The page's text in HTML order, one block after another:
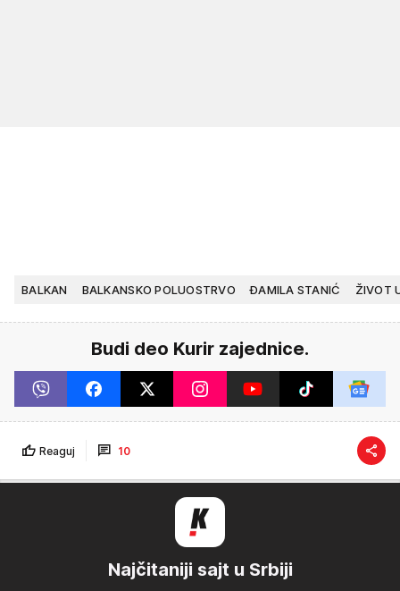
BALKAN BALKANSKO POLUOSTRVO ĐAMILA STANIĆ ŽIVOT
Budi deo Kurir zajednice.
Reaguj 10
Najčitaniji sajt u Srbiji